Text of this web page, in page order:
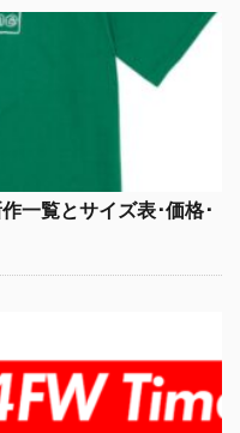
一覧とサイズ表･価格･